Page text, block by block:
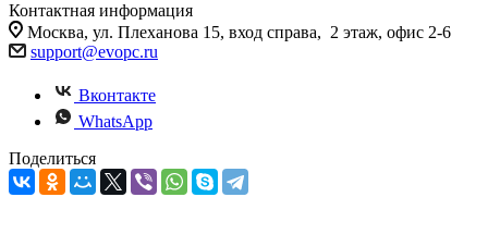
Контактная информация
Москва, ул. Плеханова 15, вход справа, 2 этаж, офис 2-6
support@evopc.ru
Вконтакте
WhatsApp
Поделиться